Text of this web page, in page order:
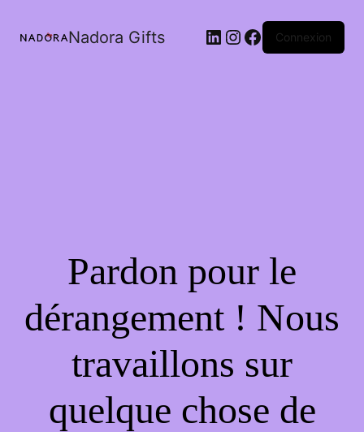
Nadora Gifts LinkedIn
Instagram
Facebook
Connexion
Pardon pour le
dérangement ! Nous
travaillons sur
quelque chose de